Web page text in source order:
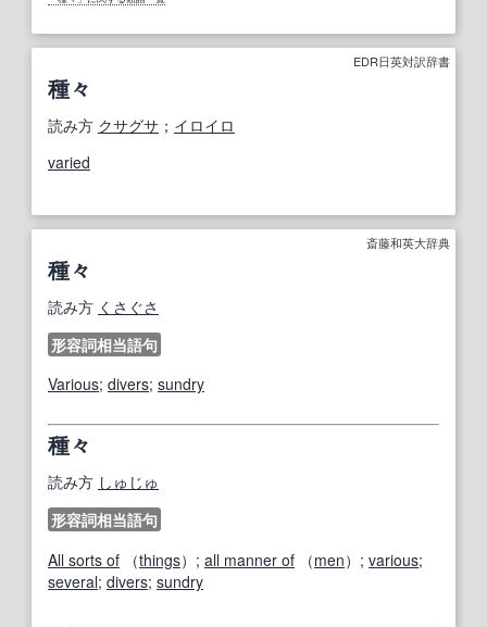
EDR日英対訳辞書
種々
読み方 クサグサ ； イロイロ
varied
斎藤和英大辞典
種々
読み方 くさぐさ
形容詞相当語句
Various; divers; sundry
種々
読み方 しゅじゅ
形容詞相当語句
All sorts of （things）; all manner of （men）; various;
several; divers; sundry